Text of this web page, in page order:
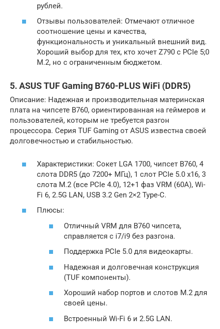
рублей.
Отзывы пользователей: Отмечают отличное
соотношение цены и качества,
функциональность и уникальный внешний вид.
Хороший выбор для тех, кто хочет Z790 с PCIe 5;0
M.2, но с ограниченным бюджетом.
5. ASUS TUF Gaming B760-PLUS WiFi (DDR5)
Описание: Надежная и производительная материнская
плата на чипсете B760, ориентированная на геймеров и
пользователей, которым не требуется разгон
процессора. Серия TUF Gaming от ASUS известна своей
долговечностью и стабильностью.
Характеристики: Сокет LGA 1700, чипсет B760, 4
слота DDR5 (до 7200+ МГц), 1 слот PCIe 5.0 x16, 3
слота M.2 (все PCIe 4.0), 12+1 фаз VRM (60A), Wi-
Fi 6, 2.5G LAN, USB 3.2 Gen 2×2 Type-C.
Плюсы:
Отличный VRM для B760 чипсета,
справляется с i7/i9 без разгона.
Поддержка PCIe 5.0 для видеокарты.
Надежная и долговечная конструкция
(TUF компоненты).
Хороший набор портов и слотов M.2 для
своей цены.
Встроенный Wi-Fi 6 и 2.5G LAN.